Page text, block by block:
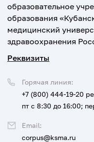
образовательное
образования
медицинский
здравоохранения
Реквизиты
Горячая линия:
+7 (800) 444-19-20
пт с 8:30 до 16:00;
Email:
corpus@ksma.ru